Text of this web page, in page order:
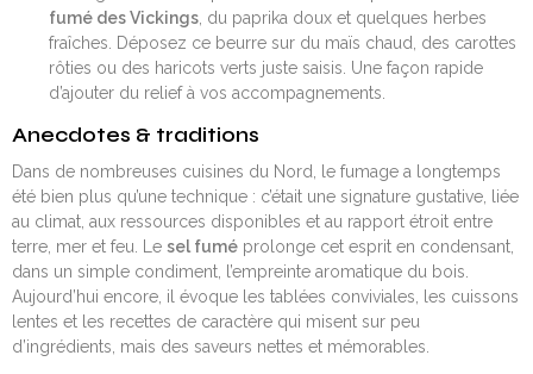
fumé des Vickings, du paprika doux et quelques herbes
fraîches. Déposez ce beurre sur du maïs chaud, des carottes
rôties ou des haricots verts juste saisis. Une façon rapide
d’ajouter du relief à vos accompagnements.
Anecdotes & traditions
Dans de nombreuses cuisines du Nord, le fumage a longtemps
été bien plus qu’une technique : c’était une signature gustative, liée
au climat, aux ressources disponibles et au rapport étroit entre
terre, mer et feu. Le sel fumé prolonge cet esprit en condensant,
dans un simple condiment, l’empreinte aromatique du bois.
Aujourd’hui encore, il évoque les tablées conviviales, les cuissons
lentes et les recettes de caractère qui misent sur peu
d’ingrédients, mais des saveurs nettes et mémorables.